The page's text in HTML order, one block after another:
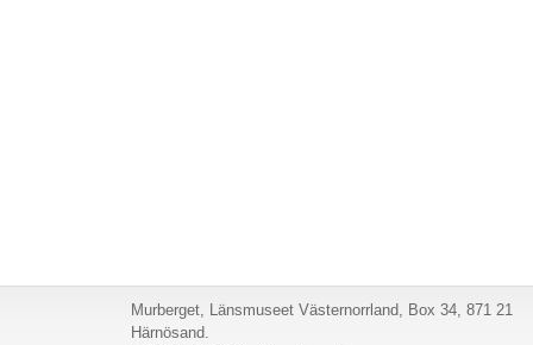
Murberget, Länsmuseet Västernorrland, Box 34, 871 21
Härnösand.